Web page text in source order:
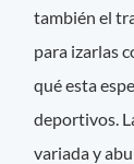
también el
para izarlas
qué esta
deportivos.
variada y